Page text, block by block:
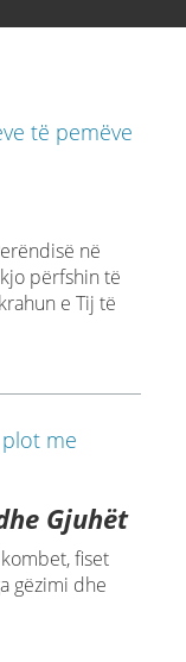
në
përfshin të
e Tij të
Gjuhët
fiset
gëzimi dhe